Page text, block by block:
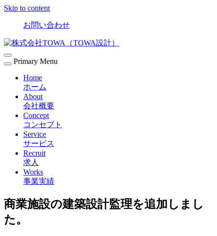
Skip to content
お問い合わせ
Primary Menu
Home
ホーム
About
会社概要
Concept
コンセプト
Service
サービス
Recruit
求人
Works
事業実績
商業施設の建築設計監理を追加しまし
た。